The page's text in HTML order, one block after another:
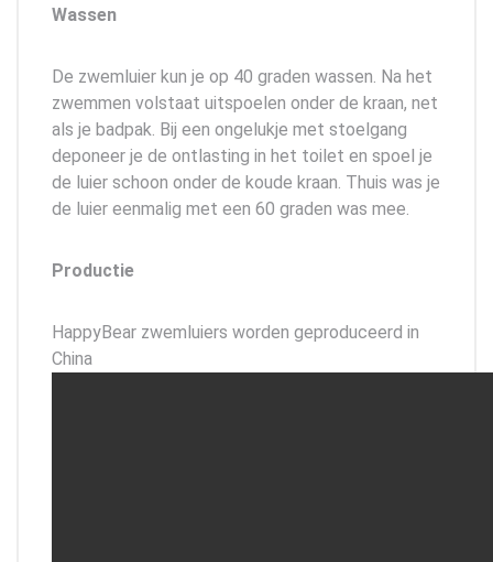
Wassen
De zwemluier kun je op 40 graden wassen. Na het
zwemmen volstaat uitspoelen onder de kraan, net
als je badpak. Bij een ongelukje met stoelgang
deponeer je de ontlasting in het toilet en spoel je
de luier schoon onder de koude kraan. Thuis was je
de luier eenmalig met een 60 graden was mee.
Productie
HappyBear zwemluiers worden geproduceerd in
China